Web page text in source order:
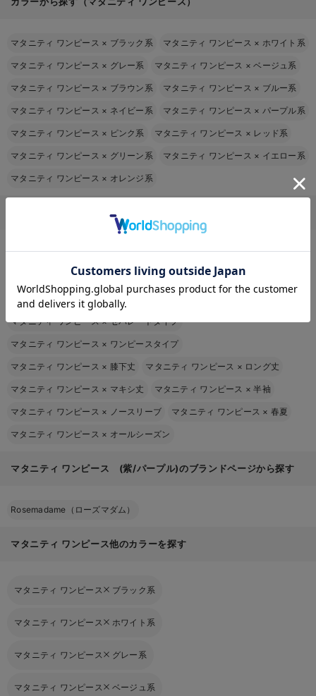
マタニティ ワンピース × ブラック系 マタニティ ワンピース × ホワイト系
マタニティ ワンピース × グレー系 マタニティ ワンピース ×ベージュ系
マタニティ ワンピース × ブラウン系 マタニティ ワンピース × ブルー系
マタニティ ワンピース × ネイビー系 マタニティ ワンピース × パープル系
マタニティ ワンピース × ピンク系 マタニティ ワンピース × レッド系
マタニティ ワンピース × グリーン系 マタニティ ワンピース × イエロー系
マタニティ ワンピース × オレンジ系
マタニティ ワンピースをその他の条件から探す
マタニティ ワンピース ×授乳口あり
マタニティ ワンピース × 妊娠初期から
マタニティ ワンピース × 妊娠中期から マタニティ ワンピース
マタニティ ワンピース ×セパレートタイプ
マタニティ ワンピース × ワンピースタイプ
マタニティ ワンピース × 膝下丈 マタニティ ワンピース × ロング丈
マタニティ ワンピース × マキシ丈 マタニティ ワンピース ×半袖
マタニティ ワンピース × ノースリーブ マタニティ ワンピース × 春夏
マタニティ ワンピース × オールシーズン
マタニティ ワンピース (紫/パープル)のブランドページから探す
Rosemadame（ローズマダム）
マタニティ ワンピース他のカラーを探す
マタニティ ワンピース ブラック系
マタニティ ワンピース ホワイト系
マタニティ ワンピース グレー系
マタニティ ワンピース ベージュ系
お気に入り商品を確認する